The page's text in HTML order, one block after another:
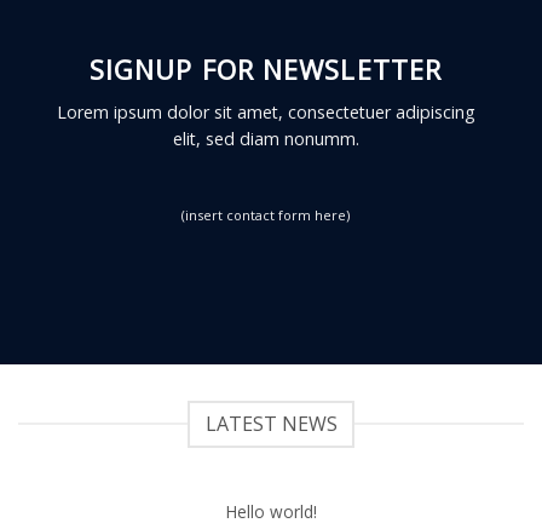
SIGNUP FOR NEWSLETTER
Lorem ipsum dolor sit amet, consectetuer adipiscing
elit, sed diam nonumm.
(insert contact form here)
LATEST NEWS
Hello world!